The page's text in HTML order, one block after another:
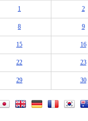
1 2
8 9
15 16
22 23
29 30